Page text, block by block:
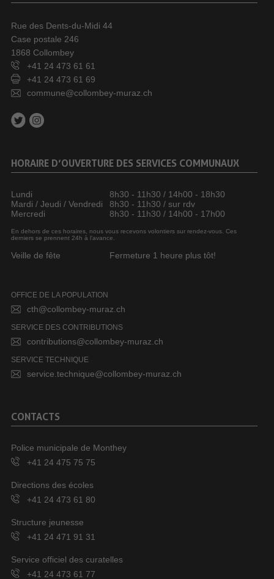
Rue des Dents-du-Midi 44
Case postale 246
1868 Collombey
+41 24 473 61 61
+41 24 473 61 69
commune@collombey-muraz.ch
HORAIRE D’OUVERTURE DES SERVICES COMMUNAUX
Lundi
8h30 - 11h30 / 14h00 - 18h30
Mardi / Jeudi / Vendredi
8h30 - 11h30 / sur rdv
Mercredi
8h30 - 11h30 / 14h00 - 17h00
En dehors de ces horaires, nous vous recevons volontiers sur rendez-vous. Ces
derniers se prennent 24h à l’avance.
Veille de fête Fermeture 1 heure plus tôt!
OFFICE DE LA POPULATION
cth@collombey-muraz.ch
SERVICE DES CONTRIBUTIONS
contributions@collombey-muraz.ch
SERVICE TECHNIQUE
service.technique@collombey-muraz.ch
CONTACTS
Police municipale de Monthey
+41 24 475 75 75
Directions des écoles
+41 24 473 61 80
Structure jeunesse
+41 24 471 91 31
Service officiel des curatelles
+41 24 473 61 77